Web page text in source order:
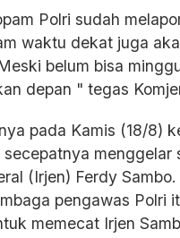
Polri sudah
waktu dekat juga
belum bisa
depan " tegas
pada Kamis (18/8)
(Irjen) Ferdy
pengawas Polri
memecat Irjen